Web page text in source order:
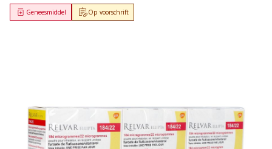
Op voorschrift
Geneesmiddel